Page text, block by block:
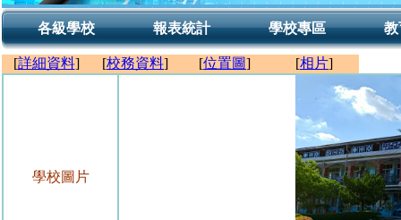
各級學校 報表統計 學校專區 教
[詳細資料] [校務資料] [位置圖] [相片]
學校圖片